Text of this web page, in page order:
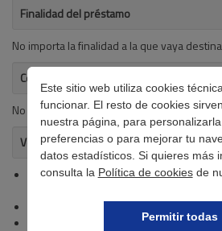
Este sitio web utiliza cookies
funcionar. El resto de cookies
nuestra página, para
preferencias o para mejorar tu
datos estadísticos. Si quieres más
consulta la Política de cookiesde
Permitir todas
Finalidad del préstamo
No importa la finalidad a la que vaya
Coste de 100 € (cien Euros) a 30 días
No se detalla
Ventajas del crédito
Financiación de hasta 50.000 € (no
Tipo de interés competitivo